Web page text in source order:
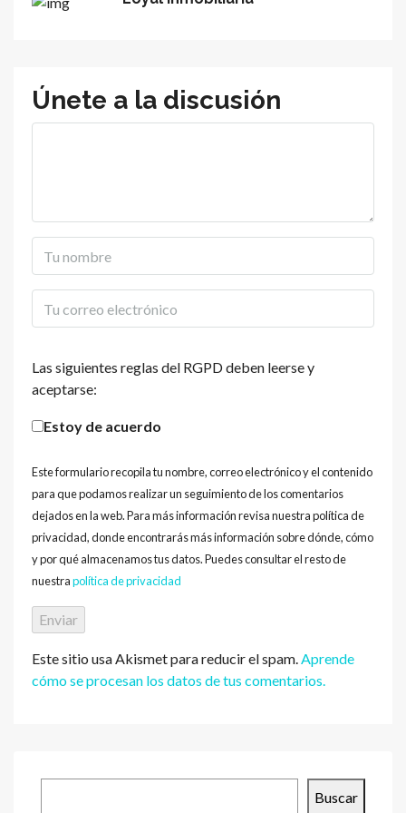
Únete a la discusión
Las siguientes reglas del RGPD deben leerse y
aceptarse:
Estoy de acuerdo
Este formulario recopila tu nombre, correo electrónico y el contenido
para que podamos realizar un seguimiento de los comentarios
dejados en la web. Para más información revisa nuestra política de
privacidad, donde encontrarás más información sobre dónde, cómo
y por qué almacenamos tus datos. Puedes consultar el resto de
nuestrapolítica de privacidad
Este sitio usa Akismet para reducir el spam.Aprende
cómo se procesan los datos de tus comentarios.
Buscar